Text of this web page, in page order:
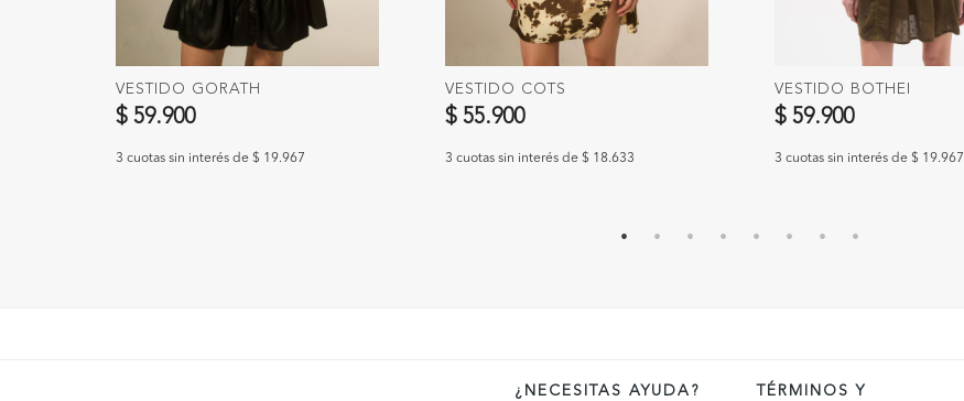
VESTIDO GORATH
$ 59.900
3 cuotas sin interés de $ 19.967
VESTIDO COTS
$ 55.900
3 cuotas sin interés de $ 18.633
VESTIDO BOTHEI
$ 59.900
3 cuotas sin interés de $ 19.967
¿NECESITAS AYUDA?
TÉRMINOS Y